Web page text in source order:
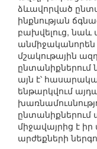
ձևավորված
ինքնության
բախվելուց, նաև
անմիջականորեն
մշակութային
ընտանիքներում
այն է՝
ենթարկվում
ընտանիքներում
միջավայրից է
արժեքների